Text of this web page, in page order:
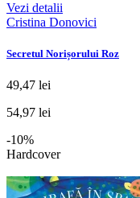
Vezi detalii
Cristina Donovici
Secretul Norișorului Roz
49,47 lei
54,97 lei
-10%
Hardcover